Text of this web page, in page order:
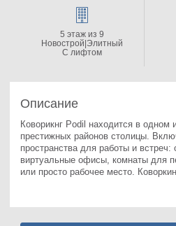
Описание
Коворикнг Podil находится в одном
престижных районов столицы.
пространства для работы и
виртуальные офисы, комнаты для
или просто рабочее место.
5 этаж из 9
Новострой|Элитный
С лифтом